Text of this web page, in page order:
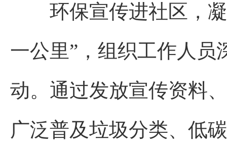
环保宣传进社区，凝
一公里”，组织工作人
动。通过发放宣传资料
广泛普及垃圾分类、低